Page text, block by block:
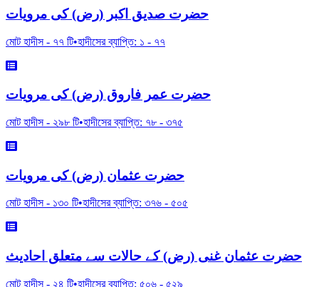
حضرت صدیق اکبر (رض) کی مرویات
মোট হাদীস - ৭৭ টি•হাদীসের ব্যাপ্তি: ১ - ৭৭
حضرت عمر فاروق (رض) کی مرویات
মোট হাদীস - ২৯৮টি•হাদীসের ব্যাপ্তি: ৭৮- ৩৭৫
حضرت عثمان (رض) کی مرویات
মোট হাদীস - ১৩০ টি•হাদীসের ব্যাপ্তি: ৩৭৬ - ৫০৫
حضرت عثمان غنی (رض) کے حالات سے متعلق احادیث
মোট হাদীস - ২৪ টি•হাদীসের ব্যাপ্তি: ৫০৬ - ৫২৯